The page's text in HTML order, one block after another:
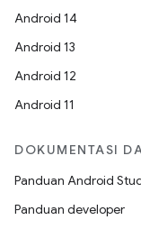
Android 14
Android 13
Android 12
Android 11
DOKUMENTASI
Panduan Android
Panduan developer